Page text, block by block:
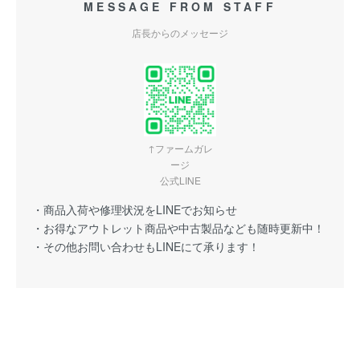
MESSAGE FROM STAFF
店長からのメッセージ
↑ファームガレ
ージ
公式LINE
・商品入荷や修理状況をLINEでお知らせ
・お得なアウトレット商品や中古製品なども随時更新中！
・その他お問い合わせもLINEにて承ります！